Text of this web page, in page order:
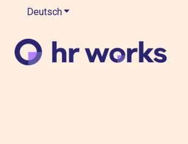
DeutschUntermenü für